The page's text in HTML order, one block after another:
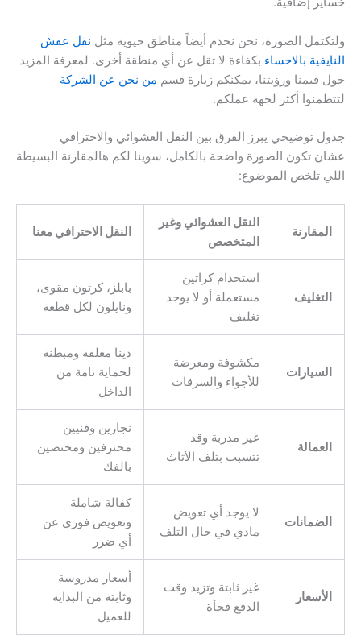
ولتكتمل الصورة، نحن نخدم أيضاً مناطق حيوية مثل نقل عفش
النايفية بالاحساء بكفاءة لا تقل عن أي منطقة أخرى. لمعرفة المزيد
حول قيمنا ورؤيتنا، يمكنكم زيارة قسم من نحن عن الشركة
لتتطمنوا أكثر لجهة عملكم.
جدول توضيحي يبرز الفرق بين النقل العشوائي والاحترافي
عشان تكون الصورة واضحة بالكامل، سوينا لكم هالمقارنة البسيطة
اللي تلخص الموضوع:
المقارنة
النقل العشوائي وغير
المتخصص
النقل الاحترافي معنا
التغليف
استخدام كراتين
مستعملة أو لا يوجد
تغليف
بابلز، كرتون مقوى،
ونايلون لكل قطعة
السيارات
مكشوفة ومعرضة
للأجواء والسرقات
دينا مغلقة ومبطنة
لحماية تامة من
الداخل
العمالة
غير مدربة وقد
تتسبب بتلف الأثاث
نجارين وفنيين
محترفين ومختصين
بالفك
الضمانات
لا يوجد أي تعويض
مادي في حال التلف
كفالة شاملة
وتعويض فوري عن
أي ضرر
الأسعار
غير ثابتة وتزيد وقت
الدفع فجأة
أسعار مدروسة
وثابتة من البداية
للعميل